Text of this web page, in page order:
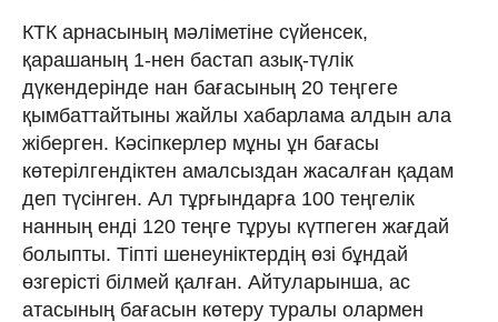
КТК арнасының мәліметіне сүйенсек,
қарашаның 1-нен бастап азық-түлік
дүкендерінде нан бағасының 20 теңгеге
қымбаттайтыны жайлы хабарлама алдын ала
жіберген. Кәсіпкерлер мұны ұн бағасы
көтерілгендіктен амалсыздан жасалған қадам
деп түсінген. Ал тұрғындарға 100 теңгелік
нанның енді 120 теңге тұруы күтпеген жағдай
болыпты. Тіпті шенеуніктердің өзі бұндай
өзгерісті білмей қалған. Айтуларынша, ас
атасының бағасын көтеру туралы олармен